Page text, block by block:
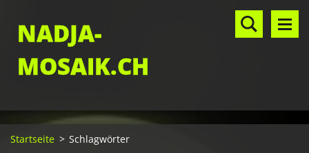
NADJA-
MOSAIK.CH
Startseite > Schlagwörter